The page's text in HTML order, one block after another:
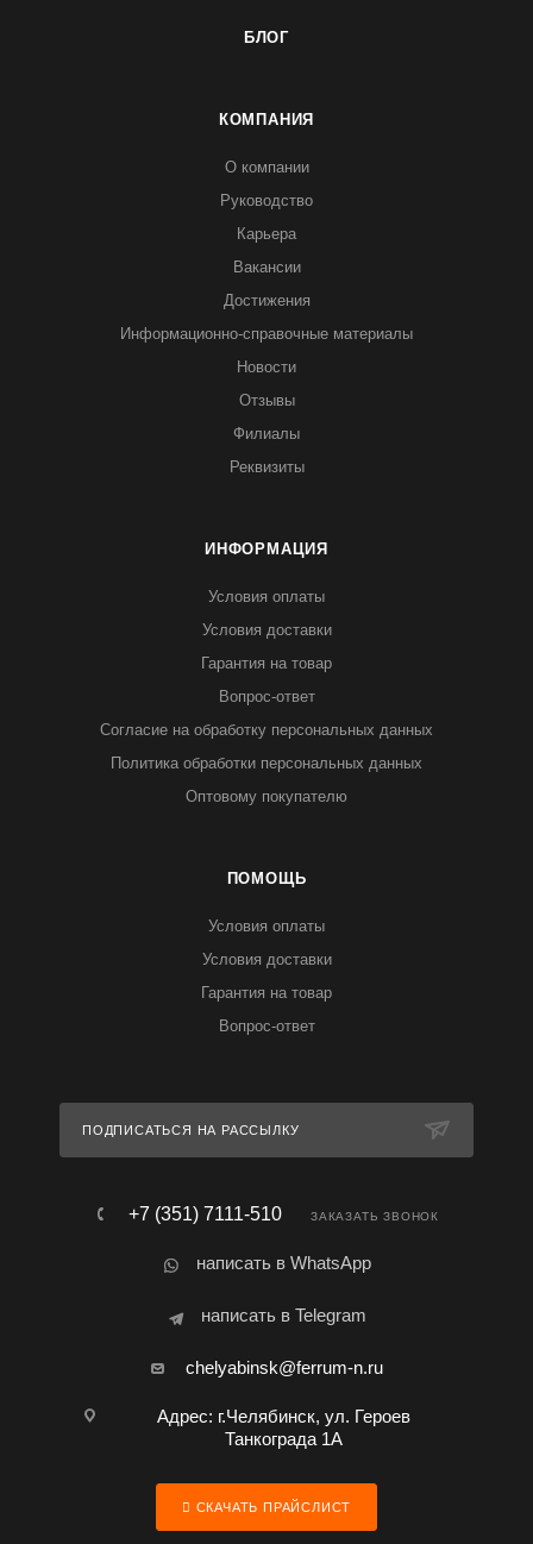
БЛОГ
КОМПАНИЯ
О компании
Руководство
Карьера
Вакансии
Достижения
Информационно-справочные материалы
Новости
Отзывы
Филиалы
Реквизиты
ИНФОРМАЦИЯ
Условия оплаты
Условия доставки
Гарантия на товар
Вопрос-ответ
Согласие на обработку персональных данных
Политика обработки персональных данных
Оптовому покупателю
ПОМОЩЬ
Условия оплаты
Условия доставки
Гарантия на товар
Вопрос-ответ
ПОДПИСАТЬСЯ НА РАССЫЛКУ
+7 (351) 7111-510 ЗАКАЗАТЬ ЗВОНОК
написать в WhatsApp
написать в Telegram
chelyabinsk@ferrum-n.ru
Адрес: г.Челябинск, ул. Героев
Танкограда 1А
СКАЧАТЬ ПРАЙСЛИСТ